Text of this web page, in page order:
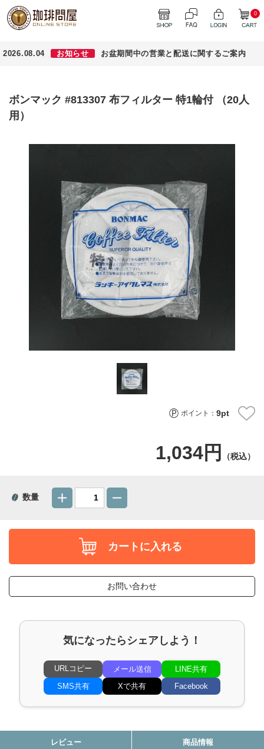
0
2026.08.04 お知らせ お盆期間中の営業と配送に関するご案内
ボンマック #813307 布フィルター 特1輪付 （20人
用）
ポイント：9pt
1,034円 （税込）
数量
カートに入れる
お問い合わせ
気になったらシェアしよう！
URLコピー メール送信
LINE共有
SMS共有
Xで共有 Facebook
レビュー 商品情報